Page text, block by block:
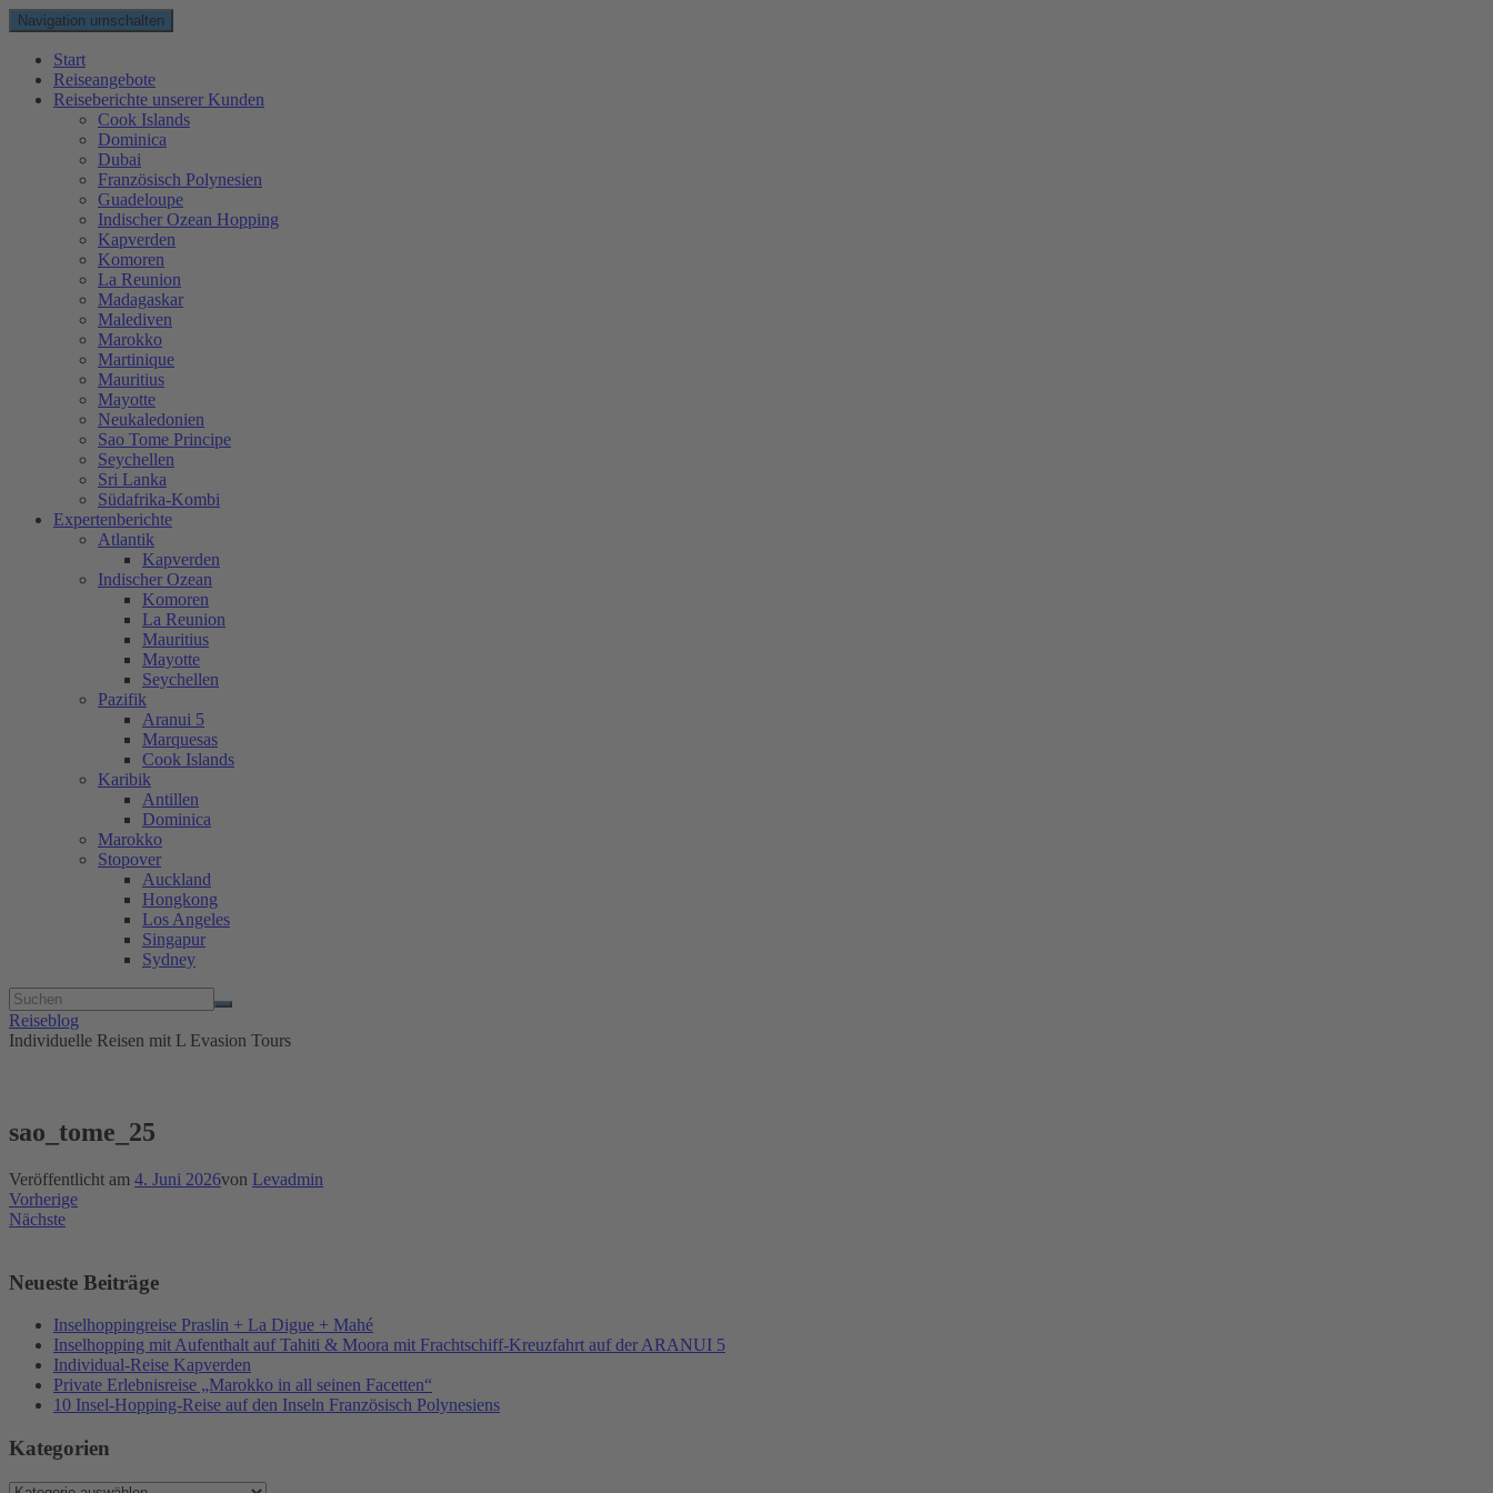
Navigation umschalten
Start
Reiseangebote
Reiseberichte unserer Kunden
Cook Islands
Dominica
Dubai
Französisch Polynesien
Guadeloupe
Indischer Ozean Hopping
Kapverden
Komoren
La Reunion
Madagaskar
Malediven
Marokko
Martinique
Mauritius
Mayotte
Neukaledonien
Sao Tome Principe
Seychellen
Sri Lanka
Südafrika-Kombi
Expertenberichte
Atlantik
Kapverden
Indischer Ozean
Komoren
La Reunion
Mauritius
Mayotte
Seychellen
Pazifik
Aranui 5
Marquesas
Cook Islands
Karibik
Antillen
Dominica
Marokko
Stopover
Auckland
Hongkong
Los Angeles
Singapur
Sydney
Reiseblog
Individuelle Reisen mit L Evasion Tours
sao_tome_25
Veröffentlicht am 4. Juni 2026von Levadmin
Vorherige
Nächste
Neueste Beiträge
Inselhoppingreise Praslin + La Digue + Mahé
Inselhopping mit Aufenthalt auf Tahiti & Moora mit Frachtschiff-Kreuzfahrt auf der ARANUI 5
Individual-Reise Kapverden
Private Erlebnisreise „Marokko in all seinen Facetten“
10 Insel-Hopping-Reise auf den Inseln Französisch Polynesiens
Kategorien